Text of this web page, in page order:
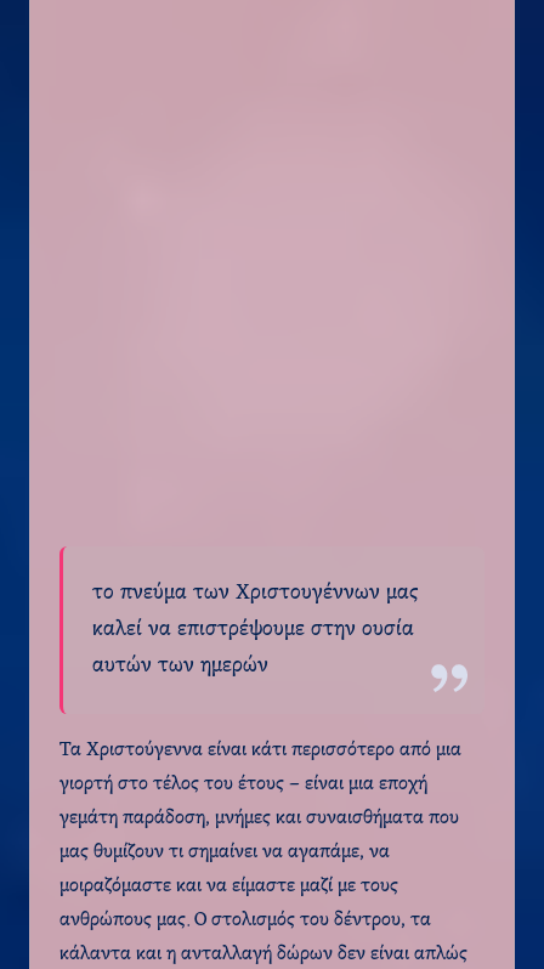
το πνεύμα των Χριστουγέννων μας
καλεί να επιστρέψουμε στην ουσία
αυτών των ημερών
Τα Χριστούγεννα είναι κάτι περισσότερο από μια
γιορτή στο τέλος του έτους – είναι μια εποχή
γεμάτη παράδοση, μνήμες και συναισθήματα που
μας θυμίζουν τι σημαίνει να αγαπάμε, να
μοιραζόμαστε και να είμαστε μαζί με τους
ανθρώπους μας. Ο στολισμός του δέντρου, τα
κάλαντα και η ανταλλαγή δώρων δεν είναι απλώς